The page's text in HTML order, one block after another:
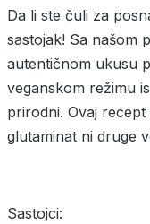
Da li ste čuli za
sastojak! Sa našom
autentičnom ukusu
veganskom režimu
prirodni. Ovaj
glutaminat ni druge
Sastojci: